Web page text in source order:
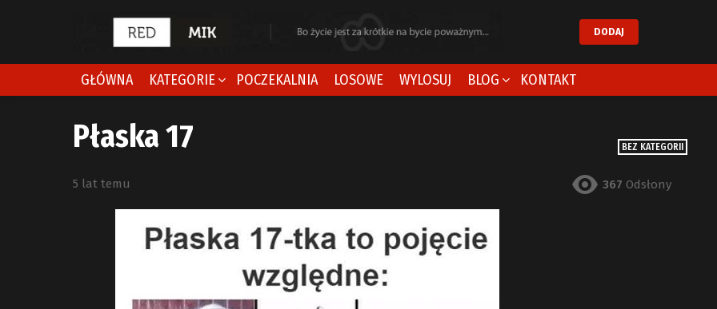
DODAJ
GŁÓWNA KATEGORIE POCZEKALNIA LOSOWE WYLOSUJ BLOG KONTAKT
BEZ KATEGORII
Płaska 17
5 lat temu 367 Odsłony